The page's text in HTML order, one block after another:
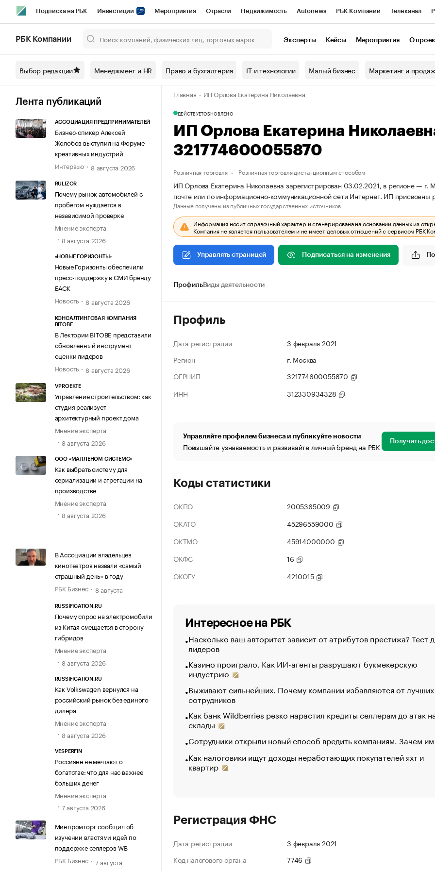
Подписка на РБК Инвестиции Мероприятия Отрасли Недвижимость Autonews РБК Компании Телеканал
Спецпроекты СПб Конференции СПб Спецпроекты Проверка контрагентов
Технологии и медиа Рынок наличной валюты
РБК Компании Эксперты Кейсы Мероприятия О
Выбор редакции Менеджмент и HR Право и бухгалтерия IT и технологии Малый бизнес Маркетинг и
Лента публикаций
АССОЦИАЦИЯ ПРЕДПРИНИМАТЕЛЕЙ
Бизнес-спикер Алексей
Жолобов выступил на Форуме
креативных индустрий
Интервью
8 августа 2026
RULIZOR
Почему рынок автомобилей с
пробегом нуждается в
независимой проверке
Мнение эксперта
8 августа 2026
«НОВЫЕ ГОРИЗОНТЫ»
Новые Горизонты обеспечили
пресс-поддержку в СМИ бренду
БАСК
Новость
8 августа 2026
КОНСАЛТИНГОВАЯ КОМПАНИЯ
BITOBE
В Лектории BITOBE представили
обновленный инструмент
оценки лидеров
Новость
8 августа 2026
VPROEKTE
Управление строительством: как
студия реализует
архитектурный проект дома
Мнение эксперта
8 августа 2026
ООО «МАЛЛЕНОМ СИСТЕМС»
Как выбрать систему для
сериализации и агрегации на
производстве
Мнение эксперта
8 августа 2026
В Ассоциации владельцев
кинотеатров назвали «самый
страшный день» в году
РБК Бизнес
8 августа
RUSSIFICATION.RU
Почему спрос на электромобили
из Китая смещается в сторону
гибридов
Мнение эксперта
8 августа 2026
RUSSIFICATION.RU
Как Volkswagen вернулся на
российский рынок без единого
дилера
Мнение эксперта
8 августа 2026
VESPERFIN
Россияне не мечтают о
богатстве: что для нас важнее
больших денег
Мнение эксперта
7 августа 2026
Минпромторг сообщил об
изучении властями идей по
поддержке селлеров WB
РБК Бизнес
7 августа
Главная ИП Орлова Екатерина Николаевна
ДЕЙСТВУЕТОБНОВЛЕНО
ИП Орлова Екатерина
321774600055870
Розничная торговля Розничная торговля дистанционным способом
ИП Орлова Екатерина Николаевна зарегистрирован 03.02.2021, в регионе — г.
почте или по информационно-коммуникационной сети Интернет. ИП
Данные получены из публичных государственных источников.
Информация носит справочный характер и сгенерирована на основании данных из
Компания не является пользователем и не имеет деловых отношений с сервисом РБК
Управлять страницей Подписаться на изменения
ПрофильВиды деятельности
Профиль
Дата регистрации
3 февраля 2021
Регион
г. Москва
ОГРНИП
321774600055870
ИНН
312330934328
Управляйте профилем бизнеса и публикуйте новости
Повышайте узнаваемость и развивайте личный бренд на РБК Получить
Коды статистики
ОКПО
2005365009
ОКАТО
45296559000
ОКТМО
45914000000
ОКФС
16
ОКОГУ
4210015
Интересное на РБК
Насколько ваш авторитет зависит от атрибутов престижа? Тест
лидеров
Казино проиграло. Как ИИ-агенты разрушают букмекерскую
индустрию
Выживают сильнейших. Почему компании избавляются от лучших
сотрудников
Как банк Wildberries резко нарастил кредиты селлерам до атак
склады
Сотрудники открыли новый способ вредить компаниям. Зачем
Как налоговики ищут доходы неработающих покупателей яхт и
квартир
Регистрация ФНС
Дата регистрации
3 февраля 2021
Код налогового органа
7746